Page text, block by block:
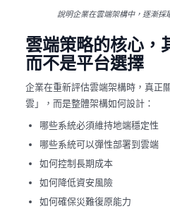
說明企業在雲端架構中，逐漸採
雲端策略的核心，
而不是平台選擇
企業在重新評估雲端架構時，真正
雲」，而是整體架構如何設計：
哪些系統必須維持地端穩定性
哪些系統可以彈性部署到雲端
如何控制長期成本
如何降低資安風險
如何確保災難復原能力